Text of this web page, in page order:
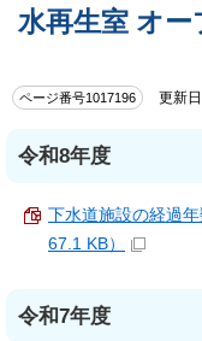
水再生室 オー
ページ番号1017196 更新
令和8年度
下水道施設の経過
67.1 KB）
令和7年度